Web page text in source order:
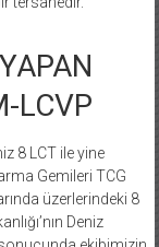
LCVP
8 LCT ile yine
Gemileri TCG
üzerlerindeki 8
Deniz